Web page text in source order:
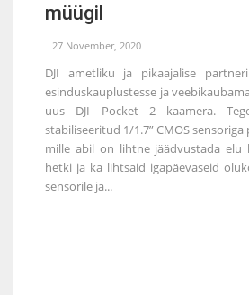
müügil
27 November, 2020
DJI ametliku ja pikaajalise
esinduskauplustesse ja
uus DJI Pocket 2 kaamera.
stabiliseeritud 1/1.7” CMOS sensoriga
mille abil on lihtne jäädvustada elu
hetki ja ka lihtsaid igapäevaseid
sensorile ja...